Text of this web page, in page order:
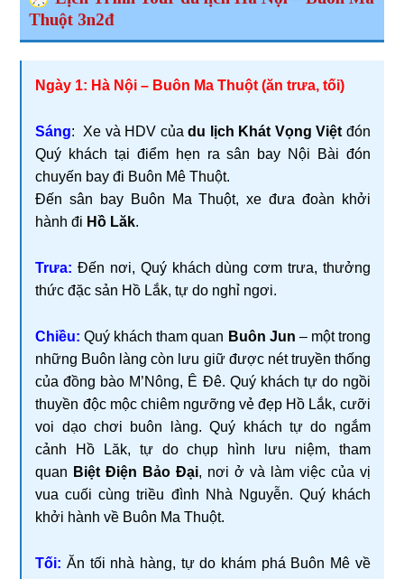
Thuột 3n2đ
Ngày 1: Hà Nội – Buôn Ma Thuột (ăn trưa, tối)
Sáng: Xe và HDV củadu lịch Khát Vọng Việt đón
Quý khách tại điểm hẹn ra sân bay Nội Bài đón
chuyến bay đi Buôn Mê Thuột.
Đến sân bay Buôn Ma Thuột, xe đưa đoàn khởi
hành đi Hồ Lăk.
Trưa: Đến nơi, Quý khách dùng cơm trưa, thưởng
thức đặc sản Hồ Lắk, tự do nghỉ ngơi.
Chiều: Quý khách tham quan Buôn Jun – một trong
những Buôn làng còn lưu giữ được nét truyền thống
của đồng bào M’Nông, Ê Đê. Quý khách tự do ngồi
thuyền độc mộc chiêm ngưỡng vẻ đẹp Hồ Lắk, cưỡi
voi dạo chơi buôn làng. Quý khách tự do ngắm
cảnh Hồ Lăk, tự do chụp hình lưu niệm, tham
quan Biệt Điện Bảo Đại, nơi ở và làm việc của vị
vua cuối cùng triều đình Nhà Nguyễn. Quý khách
khởi hành về Buôn Ma Thuột.
Tối: Ăn tối nhà hàng, tự do khám phá Buôn Mê về